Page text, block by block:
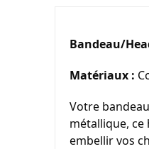
Bandeau/
Matériaux :
Votre
métallique, ce
embellir vos